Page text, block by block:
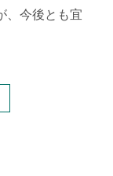
、今後とも宜